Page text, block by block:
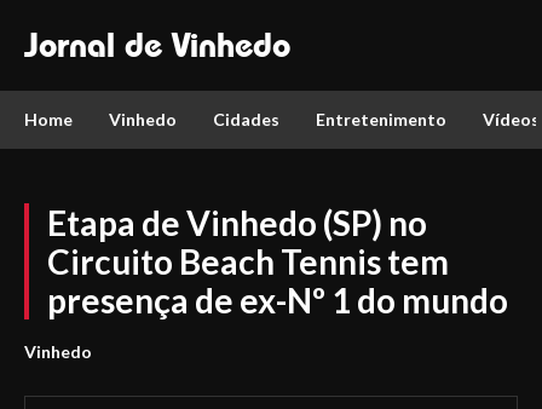
Jornal de Vinhedo
Home Vinhedo Cidades Entretenimento Vídeos
Etapa de Vinhedo (SP) no
Circuito Beach Tennis tem
presença de ex-Nº 1 do mundo
Vinhedo